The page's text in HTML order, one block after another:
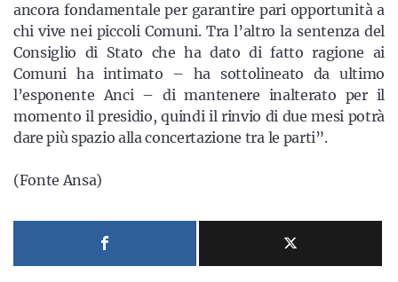
ancora fondamentale per garantire pari opportunità a
chi vive nei piccoli Comuni. Tra l’altro la sentenza del
Consiglio di Stato che ha dato di fatto ragione ai
Comuni ha intimato – ha sottolineato da ultimo
l’esponente Anci – di mantenere inalterato per il
momento il presidio, quindi il rinvio di due mesi potrà
dare più spazio alla concertazione tra le parti”.
(Fonte Ansa)